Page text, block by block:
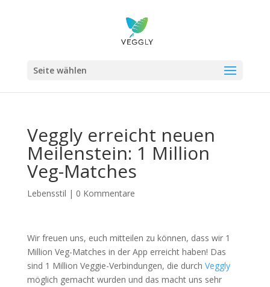
Seite wählen
Veggly erreicht neuen
Meilenstein: 1 Million
Veg-Matches
Lebensstil | 0 Kommentare
Wir freuen uns, euch mitteilen zu können, dass wir 1
Million Veg-Matches in der App erreicht haben! Das
sind 1 Million Veggie-Verbindungen, die durch Veggly
möglich gemacht wurden und das macht uns sehr